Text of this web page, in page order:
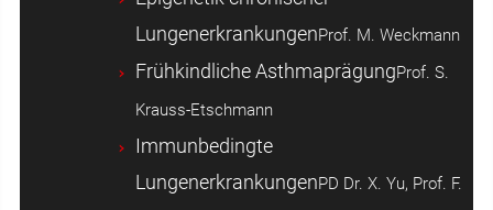
LungenerkrankungenProf. M. Weckmann
Frühkindliche AsthmaprägungProf. S.
Krauss-Etschmann
Immunbedingte
LungenerkrankungenPD Dr. X. Yu, Prof. F.